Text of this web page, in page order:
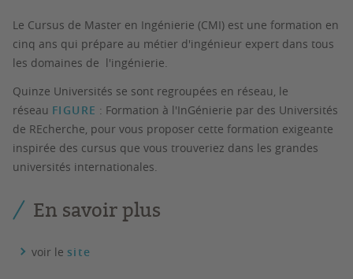
Le Cursus de Master en Ingénierie (CMI) est une formation en
cinq ans qui prépare au métier d'ingénieur expert dans tous
les domaines de l'ingénierie.
Quinze Universités se sont regroupées en réseau, le
réseau FIGURE : Formation à l'InGénierie par des Universités
de REcherche, pour vous proposer cette formation exigeante
inspirée des cursus que vous trouveriez dans les grandes
universités internationales.
En savoir plus
voir le site